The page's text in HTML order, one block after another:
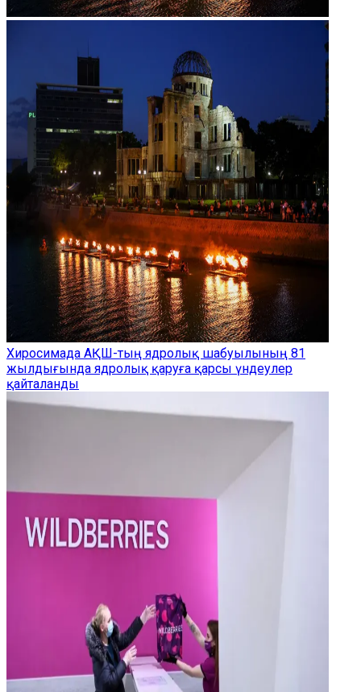
Хиросимада АҚШ-тың ядролық шабуылының 81
жылдығында ядролық қаруға қарсы үндеулер
қайталанды